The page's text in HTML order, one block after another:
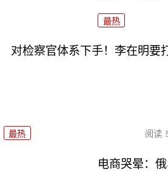
最热
对检察官体系下手！李在明要
最热 阅读
电商哭晕：